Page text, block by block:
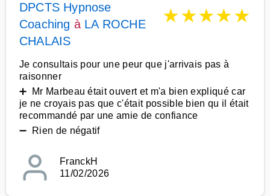
DPCTS Hypnose
Coaching à LA ROCHE
CHALAIS
★★★★★
Je consultais pour une peur que j'arrivais pas à
raisonner
➕ Mr Marbeau était ouvert et m'a bien expliqué car
je ne croyais pas que c'était possible bien qu il était
recommandé par une amie de confiance
➖ Rien de négatif
FranckH
11/02/2026